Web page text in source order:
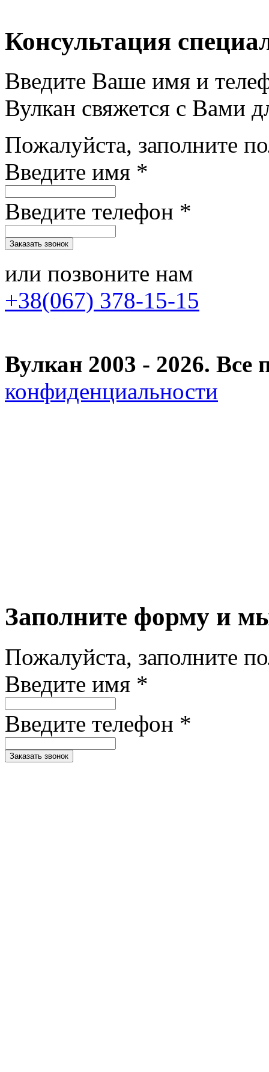
Консультация
Введите Ваше имя и
Вулкан свяжется с Вами
Пожалуйста, заполните
Введите имя *
Введите телефон *
или позвоните нам
+38(067) 378-15-15
Вулкан 2003 - 2026.
конфиденциальности
Заполните форму и
Пожалуйста, заполните
Введите имя *
Введите телефон *